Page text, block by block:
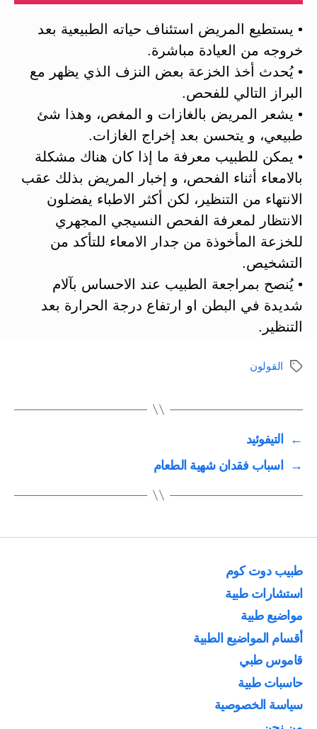
• يستطيع المريض استئناف حياته الطبيعية بعد
خروجه من العيادة مباشرة.
• يُحدث أخذ الخزعة بعض النزف الذي يظهر مع
البراز التالي للفحص.
• يشعر المريض بالغازات و المغص، وهذا شئ
طبيعي، و يتحسن بعد إخراج الغازات.
• يمكن للطبيب معرفة ما إذا كان هناك مشكلة
بالامعاء أثناء الفحص، و إخبار المريض بذلك عقب
الانتهاء من التنظير، لكن أكثر الاطباء يفضلون
الانتظار لمعرفة الفحص النسيجي المجهري
للخزعة المأخوذة من جدار الامعاء للتأكد من
التشخيص.
• يُنصح بمراجعة الطبيب عند الاحساس بآلام
شديدة في البطن او ارتفاع درجة الحرارة بعد
التنظير.
الوسومالقولون
←
التيفوئيد
→
اسباب فقدان شهية الطعام
طبيب دوت كوم
استشارات طبية
مواضيع طبية
أقسام المواضيع الطبية
قاموس طبي
حاسبات طبية
سياسة الخصوصية